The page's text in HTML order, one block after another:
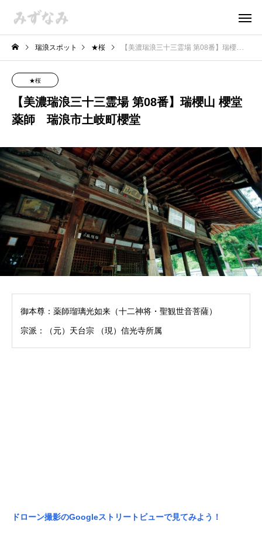
瑞浪スポット ★桜 【美濃瑞浪三十三霊場 第08番】瑞櫻山 櫻堂薬師 瑞浪市土岐町櫻堂
★桜
【美濃瑞浪三十三霊場 第08番】瑞櫻山 櫻堂
薬師 瑞浪市土岐町櫻堂
御本尊：薬師瑠璃光如来（十二神将・聖観世音菩薩）
宗派：（元）天台宗 （現）信光寺所属
ドローン撮影のGoogleストリートビューで見てみよう！